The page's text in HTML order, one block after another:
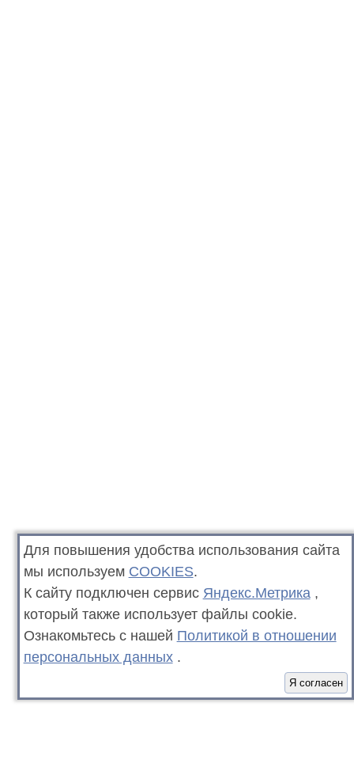
Для повышения удобства использования сайта
мы используем COOKIES.
К сайту подключен сервис Яндекс.Метрика ,
который также использует файлы cookie.
Ознакомьтесь с нашей Политикой в отношении
персональных данных .
Я согласен